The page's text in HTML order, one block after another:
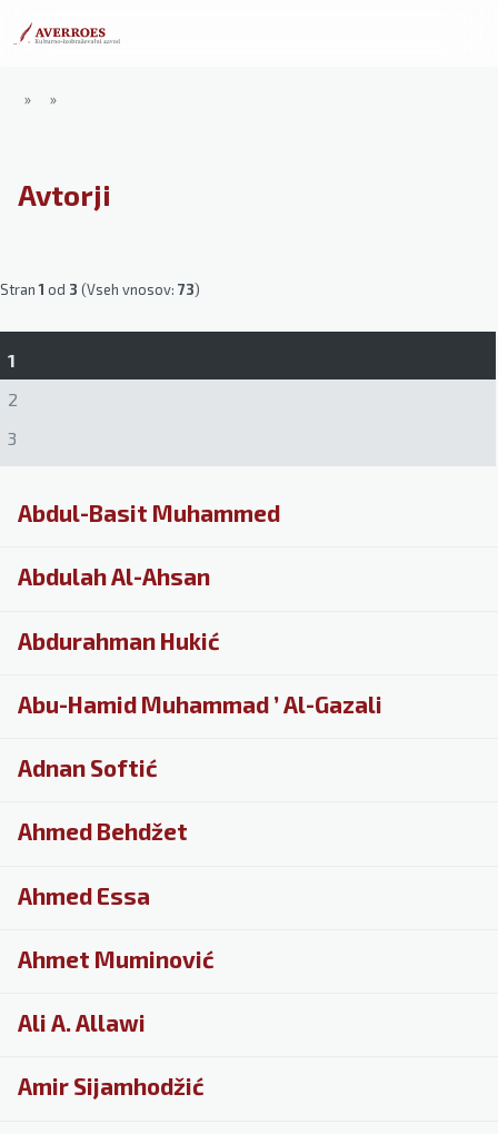
» »
Avtorji
Stran1 od 3 (Vseh vnosov: 73)
1
2
3
Abdul-Basit Muhammed
Abdulah Al-Ahsan
Abdurahman Hukić
Abu-Hamid Muhammad ’ Al-Gazali
Adnan Softić
Ahmed Behdžet
Ahmed Essa
Ahmet Muminović
Ali A. Allawi
Amir Sijamhodžić